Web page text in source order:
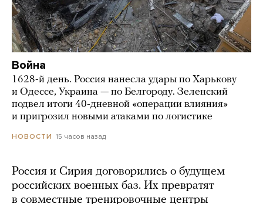
Война
1628-й день. Россия нанесла удары по Харькову
и Одессе, Украина — по Белгороду. Зеленский
подвел итоги 40-дневной «операции влияния»
и пригрозил новыми атаками по логистике
НОВОСТИ 15 часов назад
Россия и Сирия договорились о будущем
российских военных баз. Их превратят
в совместные тренировочные центры